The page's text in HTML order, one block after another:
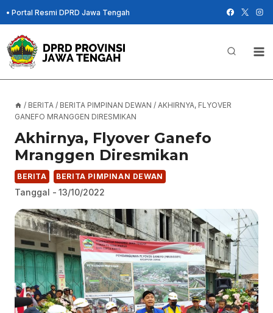
Skip
to
content
• Portal Resmi DPRD Jawa Tengah
/ BERITA / BERITA PIMPINAN DEWAN / AKHIRNYA, FLYOVER
GANEFO MRANGGEN DIRESMIKAN
Akhirnya, Flyover Ganefo
Mranggen Diresmikan
BERITA BERITA PIMPINAN DEWAN
Tanggal - 13/10/2022